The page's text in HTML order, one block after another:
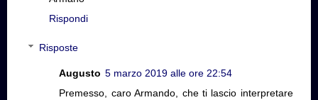
Rispondi
Risposte
Augusto 5 marzo 2019 alle ore 22:54
Premesso, caro Armando, che ti lascio interpretare